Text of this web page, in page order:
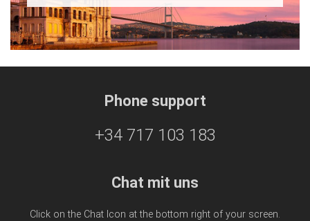
Phone support
+34 717 103 183
Chat mit uns
Click on the Chat Icon at the bottom right of your screen.